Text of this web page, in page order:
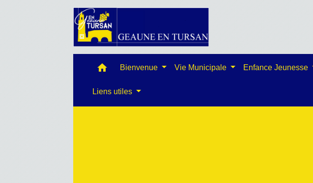
home Bienvenue Vie Municipale Enfance Jeunesse
Liens utiles